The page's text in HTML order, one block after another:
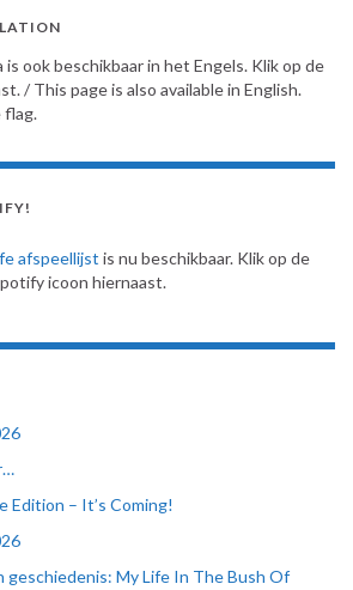
is ook beschikbaar in het Engels. Klik op de
/ This page is also available in English.
flag.
afspeellijst is nu beschikbaar. Klik op de
icoon hiernaast.
Edition – It’s Coming!
geschiedenis: My Life In The Bush Of